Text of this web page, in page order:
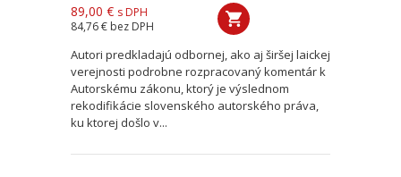
89,00 € s DPH
84,76 € bez DPH
Autori predkladajú odbornej, ako aj širšej laickej
verejnosti podrobne rozpracovaný komentár k
Autorskému zákonu, ktorý je výslednom
rekodifikácie slovenského autorského práva,
ku ktorej došlo v...